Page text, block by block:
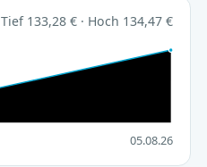
Tief 133,28 € · Hoch 134,47 €
05.08.26